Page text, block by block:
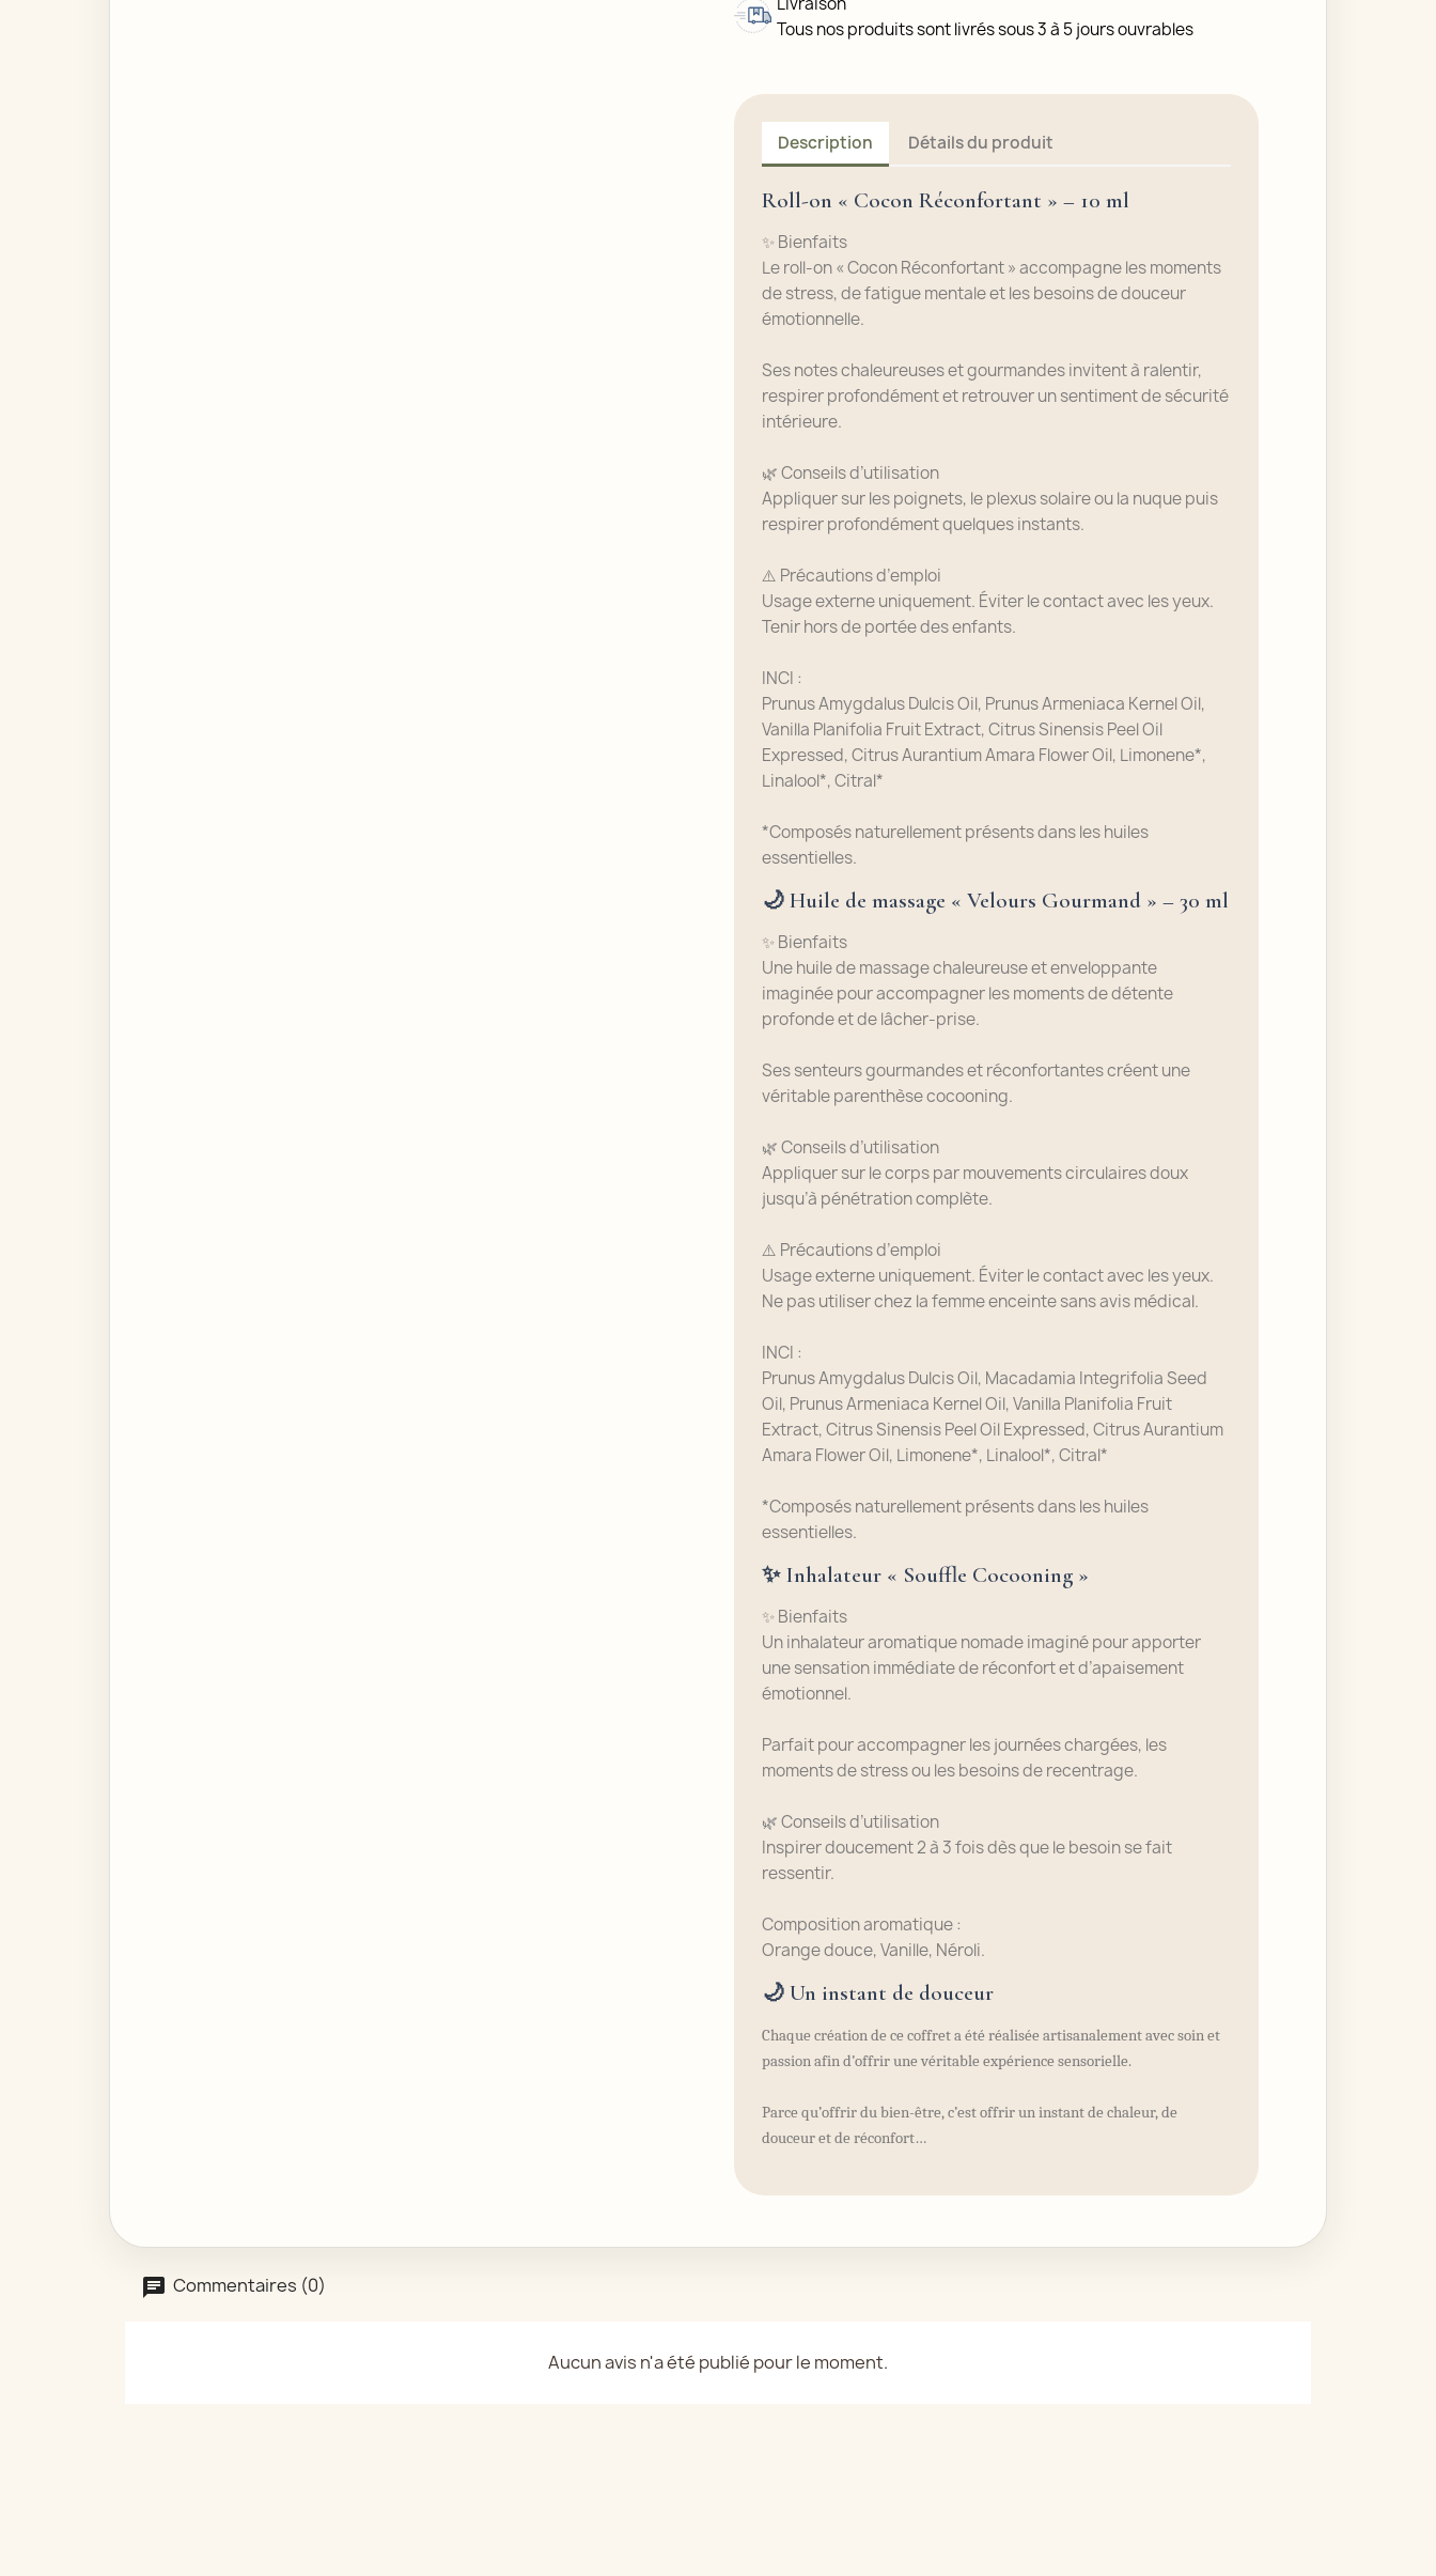
Tous nos produits sont livrés sous 3 à 5 jours ouvrables
Description Détails du produit
Roll-on « Cocon Réconfortant » – 10 ml
✨ Bienfaits
Le roll-on « Cocon Réconfortant » accompagne les moments
de stress, de fatigue mentale et les besoins de douceur
émotionnelle.
Ses notes chaleureuses et gourmandes invitent à ralentir,
respirer profondément et retrouver un sentiment de sécurité
intérieure.
🌿 Conseils d’utilisation
Appliquer sur les poignets, le plexus solaire ou la nuque puis
respirer profondément quelques instants.
⚠️ Précautions d’emploi
Usage externe uniquement. Éviter le contact avec les yeux.
Tenir hors de portée des enfants.
INCI :
Prunus Amygdalus Dulcis Oil, Prunus Armeniaca Kernel Oil,
Vanilla Planifolia Fruit Extract, Citrus Sinensis Peel Oil
Expressed, Citrus Aurantium Amara Flower Oil, Limonene*,
Linalool*, Citral*
*Composés naturellement présents dans les huiles
essentielles.
🌙 Huile de massage « Velours Gourmand » – 30 ml
✨ Bienfaits
Une huile de massage chaleureuse et enveloppante
imaginée pour accompagner les moments de détente
profonde et de lâcher-prise.
Ses senteurs gourmandes et réconfortantes créent une
véritable parenthèse cocooning.
🌿 Conseils d’utilisation
Appliquer sur le corps par mouvements circulaires doux
jusqu’à pénétration complète.
⚠️ Précautions d’emploi
Usage externe uniquement. Éviter le contact avec les yeux.
Ne pas utiliser chez la femme enceinte sans avis médical.
INCI :
Prunus Amygdalus Dulcis Oil, Macadamia Integrifolia Seed
Oil, Prunus Armeniaca Kernel Oil, Vanilla Planifolia Fruit
Extract, Citrus Sinensis Peel Oil Expressed, Citrus Aurantium
Amara Flower Oil, Limonene*, Linalool*, Citral*
*Composés naturellement présents dans les huiles
essentielles.
✨ Inhalateur « Souffle Cocooning »
✨ Bienfaits
Un inhalateur aromatique nomade imaginé pour apporter
une sensation immédiate de réconfort et d’apaisement
émotionnel.
Parfait pour accompagner les journées chargées, les
moments de stress ou les besoins de recentrage.
🌿 Conseils d’utilisation
Inspirer doucement 2 à 3 fois dès que le besoin se fait
ressentir.
Composition aromatique :
Orange douce, Vanille, Néroli.
🌙 Un instant de douceur
Chaque création de ce coffret a été réalisée artisanalement avec soin et
passion afin d’offrir une véritable expérience sensorielle.
Parce qu’offrir du bien-être, c’est offrir un instant de chaleur, de
douceur et de réconfort…
Commentaires (0)
Aucun avis n'a été publié pour le moment.